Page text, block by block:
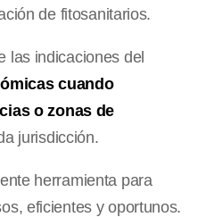
de fitosanitarios.
las indicaciones del
cuando
o zonas de
jurisdicción.
herramienta para
eficientes y oportunos.